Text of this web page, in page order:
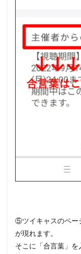
⑤ツイキャスのペー
が現れます。
そこに「合言葉」